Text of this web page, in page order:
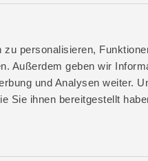
personalisieren,
Außerdem geben wir
und Analysen weiter.
Sie ihnen bereitgestellt